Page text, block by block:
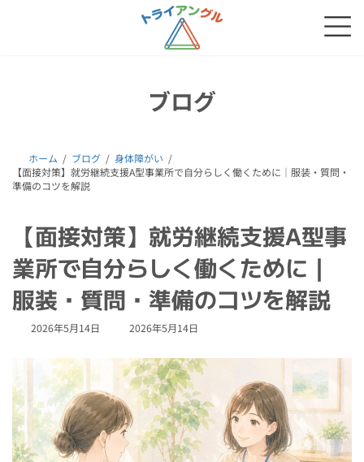
ブログ
ホーム ブログ
身体障がい
【面接対策】就労継続支援A型事業所で自分らしく働くために｜服装・質問・
準備のコツを解説
【面接対策】就労継続支援A型事
業所で自分らしく働くために｜
服装・質問・準備のコツを解説
2026年5月14日
最
更
新
日
:
2026年5月14日